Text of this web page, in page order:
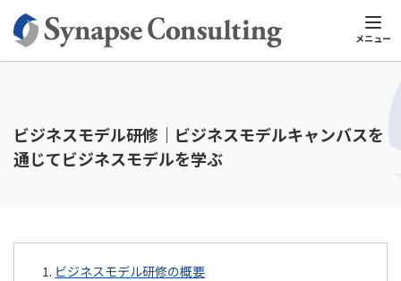
メニュー
シナプスTOP 企業研修・社員研修 新規事業開発研修 ビジネ
ビジネスモデル研修｜ビジネスモデルキャンバスを
通じてビジネスモデルを学ぶ
ビジネスモデル研修の概要